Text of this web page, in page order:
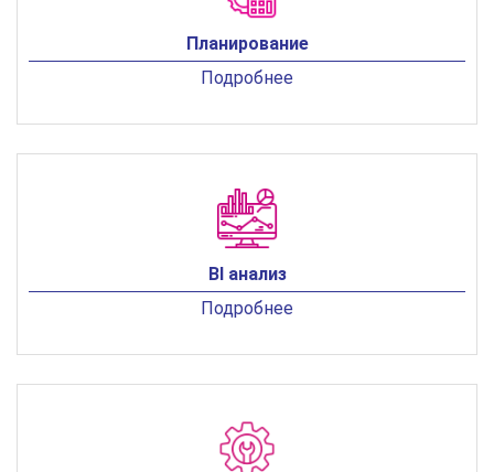
Планирование
Подробнее
BI анализ
Подробнее